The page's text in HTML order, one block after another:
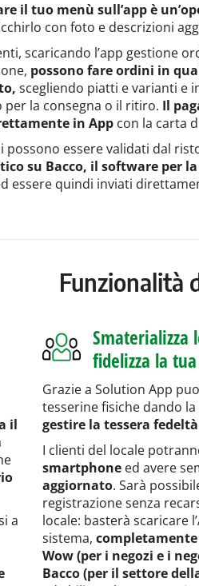
il tuo menù sull’app è
con foto e descrizioni
scaricando l’app gestione
possono fare ordini in
scegliendo piatti e varianti e
per la consegna o il ritiro. Il
in Appcon la carta
possono essere validati dal
su Bacco, il software per
essere quindi inviati
Funzionalità
il
a
Smaterializza
fidelizza la
Grazie a Solution App
tesserine fisiche dando
gestire la tessera
I clienti del locale
smartphone ed avere
aggiornato. Sarà
registrazione senza
locale: basterà scaricare
sistema,
Wow (per i negozi e i
Bacco (per il settore